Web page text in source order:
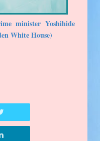
minister Yoshihide
White House)